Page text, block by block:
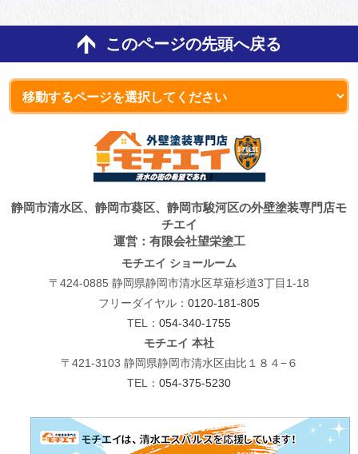
このページの先頭へ戻る
静岡市清水区、静岡市葵区、静岡市駿河区の外壁塗装専門店モ
チエイ
運営：有限会社望栄塗工
モチエイ ショールーム
〒424-0885 静岡県静岡市清水区草薙杉道3丁目1-18
フリーダイヤル： 0120-181-805
TEL： 054-340-1755
モチエイ 本社
〒421-3103 静岡県静岡市清水区由比１８４−６
TEL： 054-375-5230